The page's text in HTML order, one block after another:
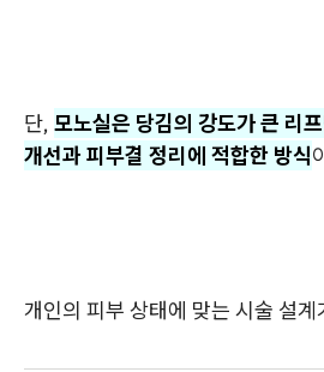
단, 모노실은 당김의 강도가 큰 리
개선과 피부결 정리에 적합한 방식
개인의 피부 상태에 맞는 시술 설